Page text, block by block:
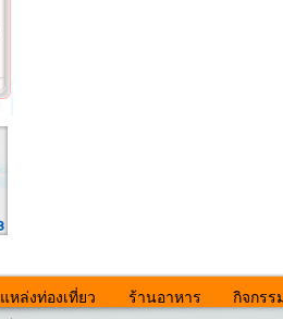
แหล่งท่องเที่ยว ร้านอาหาร กิจกรร